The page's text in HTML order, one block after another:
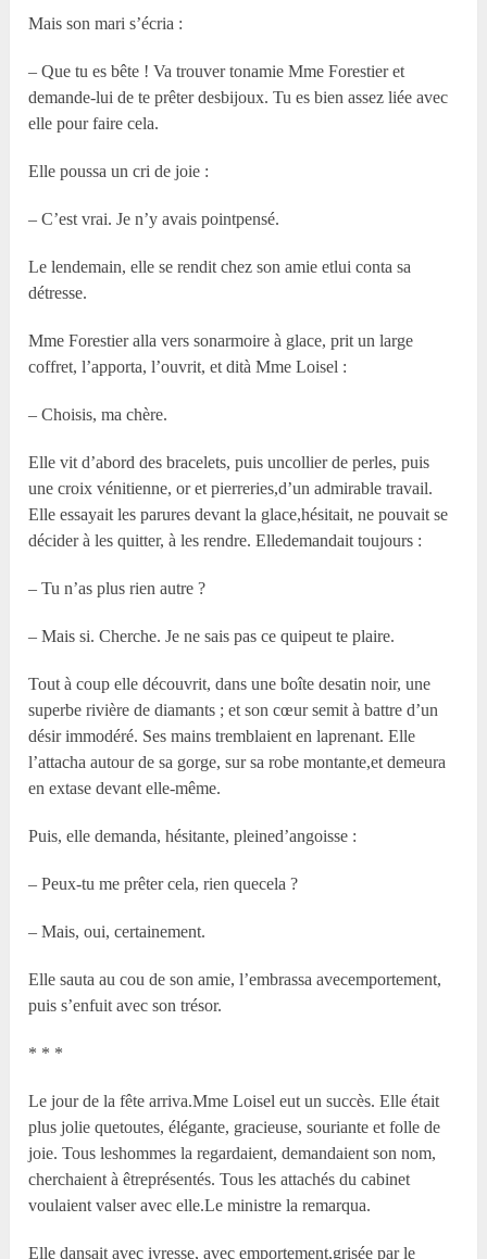
Mais son mari s’écria :
– Que tu es bête ! Va trouver tonamie Mme Forestier et
demande-lui de te prêter desbijoux. Tu es bien assez liée avec
elle pour faire cela.
Elle poussa un cri de joie :
– C’est vrai. Je n’y avais pointpensé.
Le lendemain, elle se rendit chez son amie etlui conta sa
détresse.
Mme Forestier alla vers sonarmoire à glace, prit un large
coffret, l’apporta, l’ouvrit, et dità Mme Loisel :
– Choisis, ma chère.
Elle vit d’abord des bracelets, puis uncollier de perles, puis
une croix vénitienne, or et pierreries,d’un admirable travail.
Elle essayait les parures devant la glace,hésitait, ne pouvait se
décider à les quitter, à les rendre. Elledemandait toujours :
– Tu n’as plus rien autre ?
– Mais si. Cherche. Je ne sais pas ce quipeut te plaire.
Tout à coup elle découvrit, dans une boîte desatin noir, une
superbe rivière de diamants ; et son cœur semit à battre d’un
désir immodéré. Ses mains tremblaient en laprenant. Elle
l’attacha autour de sa gorge, sur sa robe montante,et demeura
en extase devant elle-même.
Puis, elle demanda, hésitante, pleined’angoisse :
– Peux-tu me prêter cela, rien quecela ?
– Mais, oui, certainement.
Elle sauta au cou de son amie, l’embrassa avecemportement,
puis s’enfuit avec son trésor.
* * *
Le jour de la fête arriva.Mme Loisel eut un succès. Elle était
plus jolie quetoutes, élégante, gracieuse, souriante et folle de
joie. Tous leshommes la regardaient, demandaient son nom,
cherchaient à êtreprésentés. Tous les attachés du cabinet
voulaient valser avec elle.Le ministre la remarqua.
Elle dansait avec ivresse, avec emportement,grisée par le